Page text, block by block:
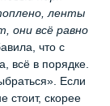
ленты
они всё равно
что с
всё в порядке.
Если
стоит, скорее